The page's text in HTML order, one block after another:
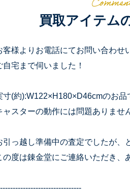
買取アイテム
客様よりお電話にてお問い合わせ
自宅まで伺いました！
寸(約):W122×H180×D46cmのお品
ャスターの動作には問題ありませ
引っ越し準備中の査定でしたが、
の度は錬金堂にご連絡いただき、